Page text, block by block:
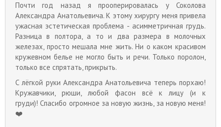
Почти год назад я прооперировалась у Соколова
Александра Анатольевича. К этому хирургу меня привела
ужасная эстетическая проблема - асимметричная грудь.
Разница в полтора, а то и два размера в молочных
железах, просто мешала мне жить. Ни о каком красивом
кружевном белье не могло быть и речи. Только поролон,
только все спрятать, прикрыть.
С лёгкой руки Александра Анатольевича теперь порхаю!
Кружавчики, рюши, любой фасон всё к лицу (и к
груди)! Спасибо огромное за новую жизнь, за новую меня!
❤️